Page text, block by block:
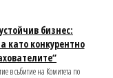
бизнес:
като конкурентно
в събитие на Комитета по